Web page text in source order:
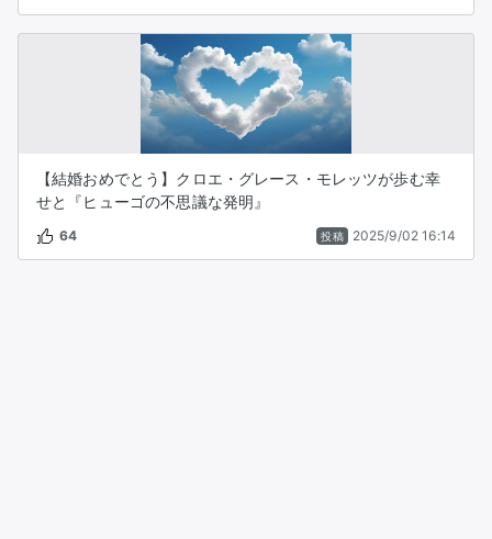
【結婚おめでとう】クロエ・グレース・モレッツが歩む幸
せと『ヒューゴの不思議な発明』
64 投稿 2025/9/02 16:14